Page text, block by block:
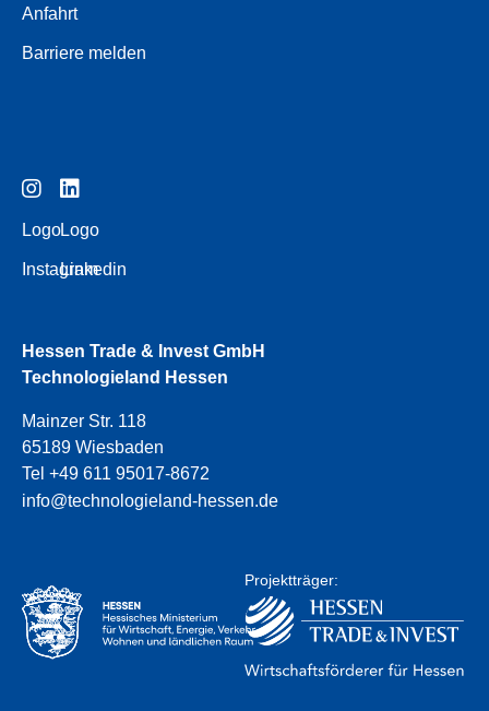
Anfahrt
Barriere melden
Logo
Instagram
Logo
Linkedin
Hessen Trade & Invest GmbH
Technologieland Hessen
Mainzer Str. 118
65189 Wiesbaden
Tel +49 611 95017-8672
info@technologieland-hessen.de
Projektträger: